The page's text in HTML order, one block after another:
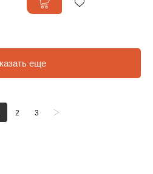
еще
2 3